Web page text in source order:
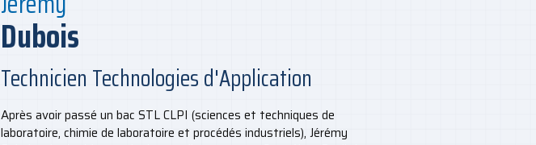
Dubois
Technicien Technologies d'Application
Après avoir passé un bac STL CLPI (sciences et techniques de
laboratoire, chimie de laboratoire et procédés industriels), Jérémy